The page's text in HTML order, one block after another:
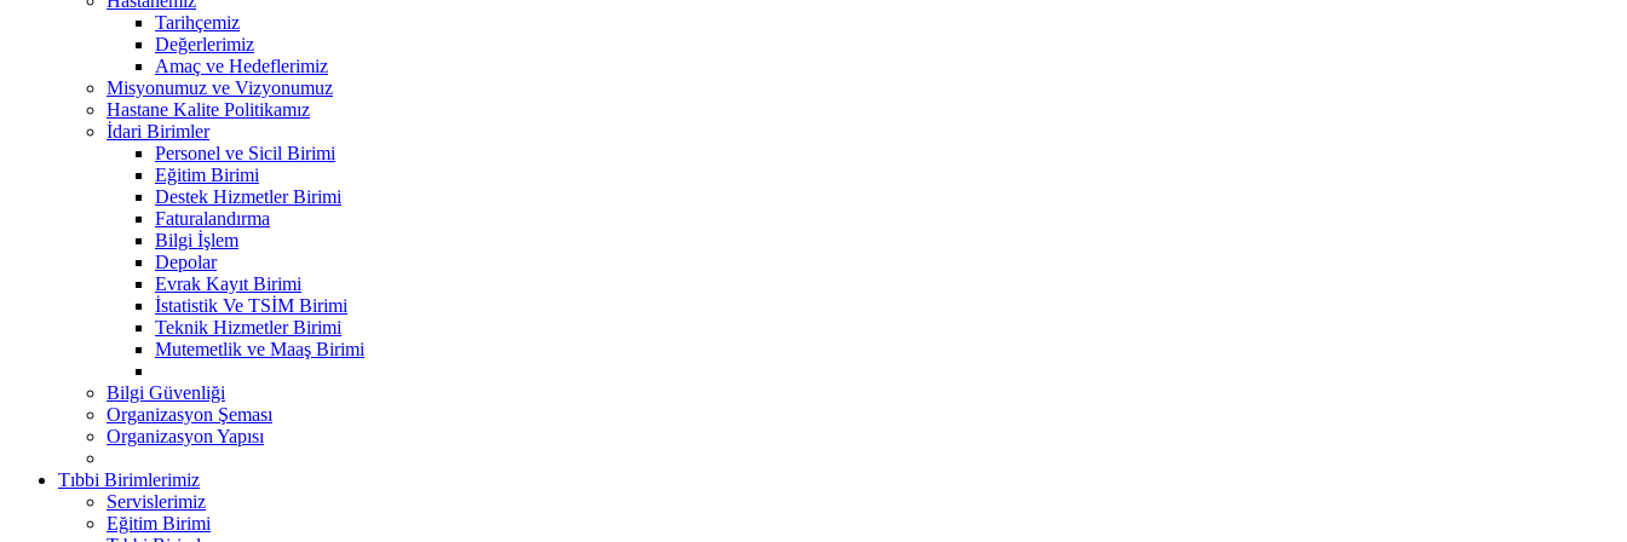
Tarihçemiz
Değerlerimiz
Amaç ve Hedeflerimiz
Misyonumuz ve Vizyonumuz
Hastane Kalite Politikamız
İdari Birimler
Personel ve Sicil Birimi
Eğitim Birimi
Destek Hizmetler Birimi
Faturalandırma
Bilgi İşlem
Depolar
Evrak Kayıt Birimi
İstatistik Ve TSİM Birimi
Teknik Hizmetler Birimi
Mutemetlik ve Maaş Birimi
Bilgi Güvenliği
Organizasyon Şeması
Organizasyon Yapısı
Tıbbi Birimlerimiz
Servislerimiz
Eğitim Birimi